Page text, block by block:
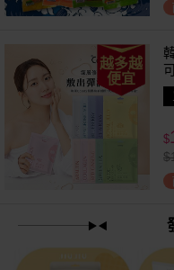
越多越
便宜
$
$